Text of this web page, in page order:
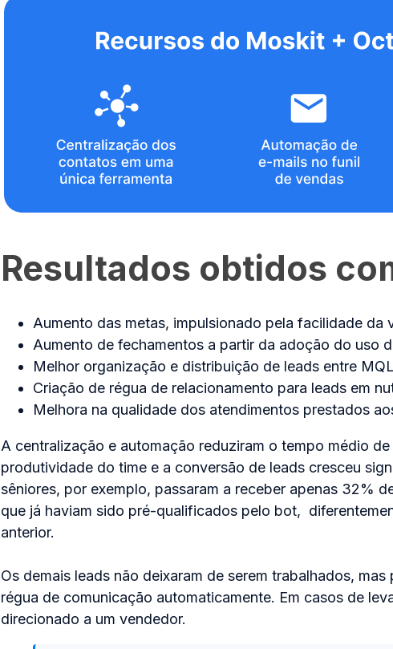
Resultados obtidos
Aumento das metas, impulsionado pela facilidade da
Aumento de fechamentos a partir da adoção do uso
Melhor organização e distribuição de leads entre
Criação de régua de relacionamento para leads em
Melhora na qualidade dos atendimentos prestados
A centralização e automação reduziram o tempo médio
produtividade do time e a conversão de leads cresceu
sêniores, por exemplo, passaram a receber apenas 32%
que já haviam sido pré-qualificados pelo bot,
anterior.
Os demais leads não deixaram de serem trabalhados,
régua de comunicação automaticamente. Em casos de
direcionado a um vendedor.